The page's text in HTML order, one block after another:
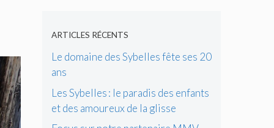
ARTICLES RÉCENTS
Le domaine des Sybelles fête ses 20
ans
Les Sybelles : le paradis des enfants
et des amoureux de la glisse